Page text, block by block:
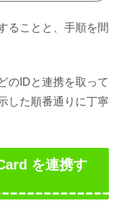
ることと、手順を間
のIDと連携を取って
した順番通りに丁寧
を連携す